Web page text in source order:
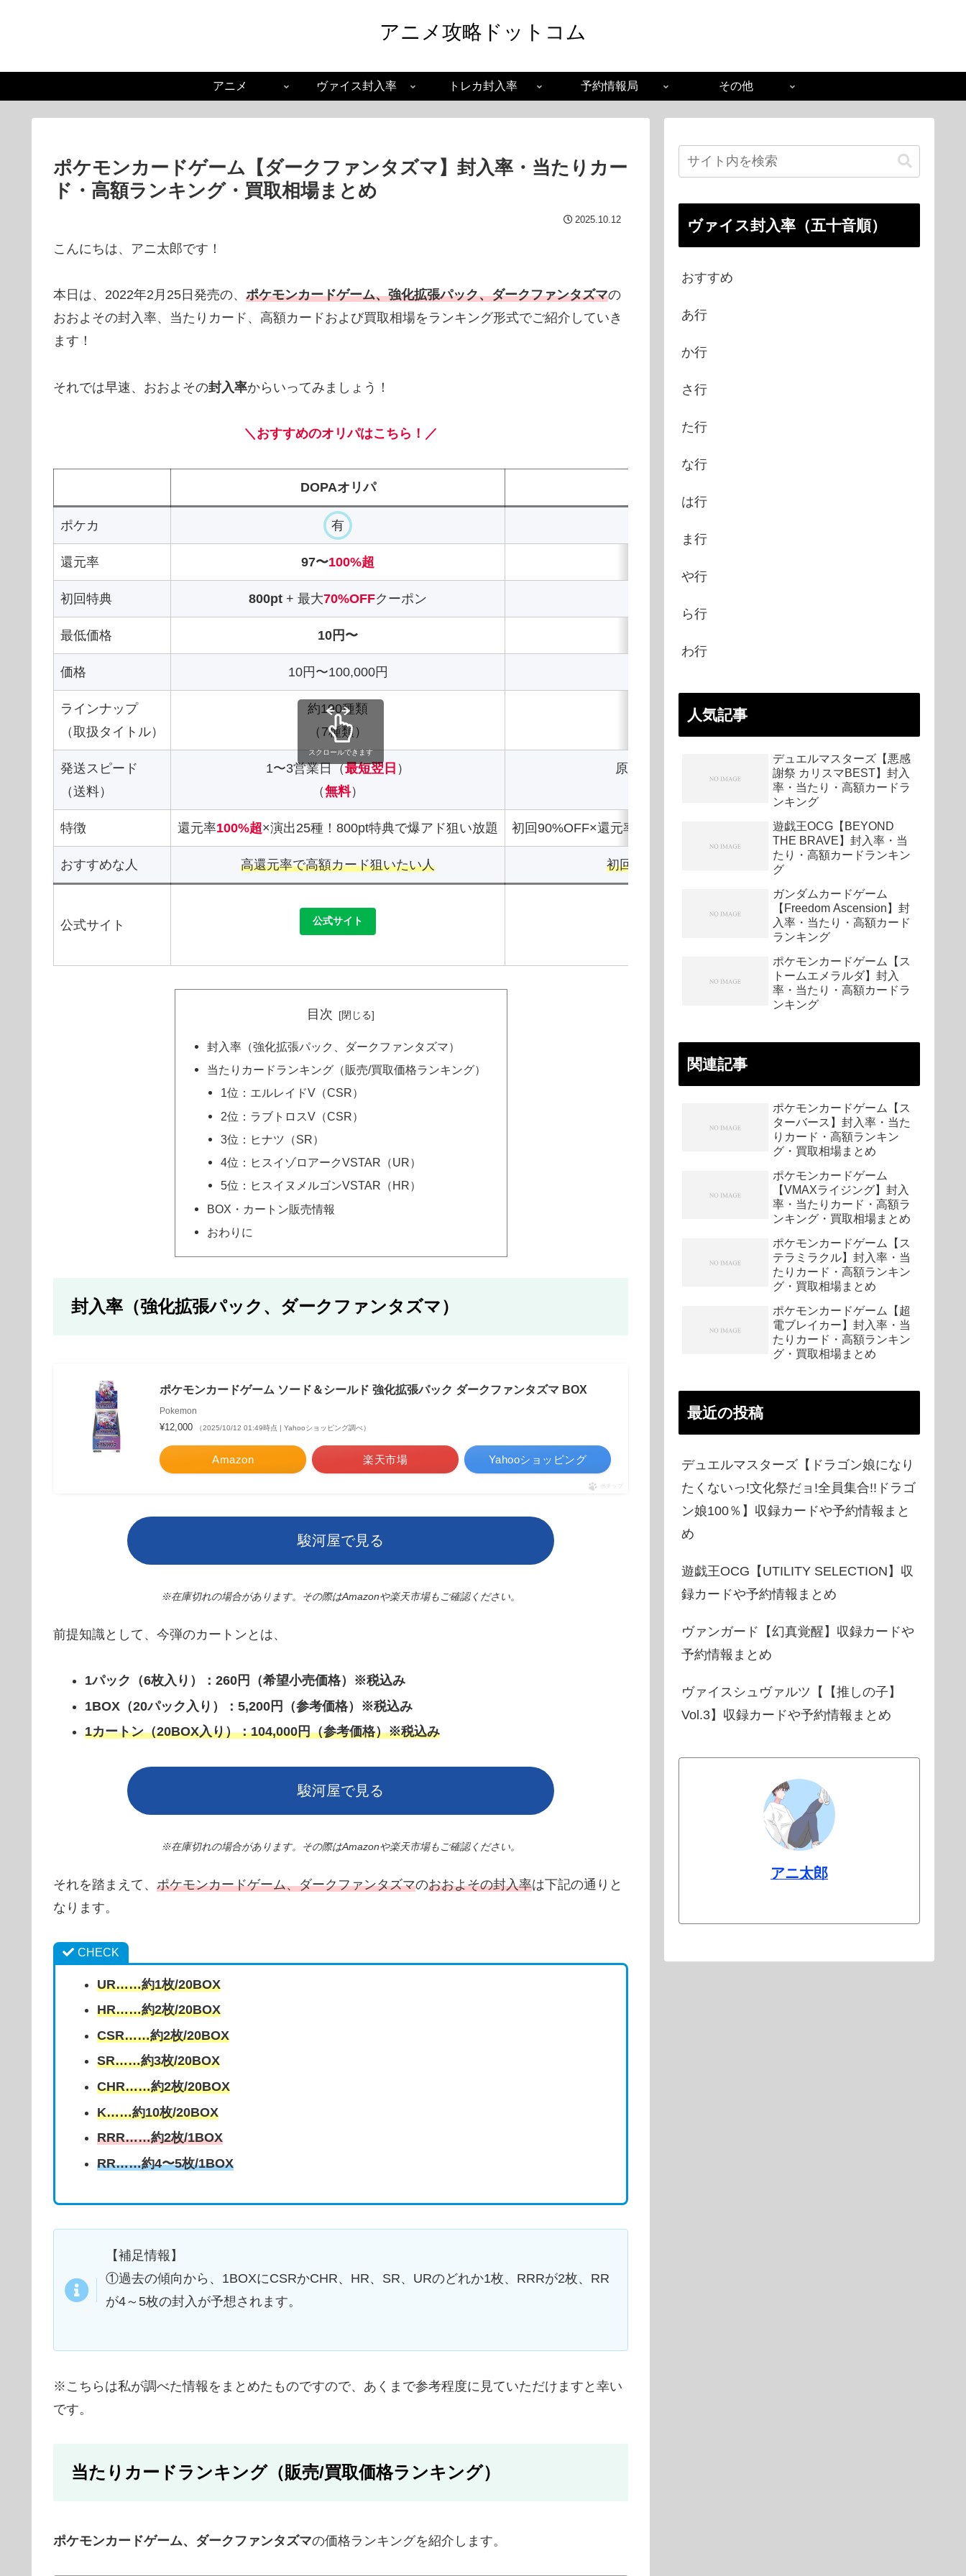
アニメ攻略ドットコム
アニメ ヴァイス封入率 トレカ封入率 予約情報局 その他
ポケモンカードゲーム【ダークファンタズマ】封入率・当たりカー
ド・高額ランキング・買取相場まとめ
2025.10.12
こんにちは、アニ太郎です！
本日は、2022年2月25日発売の、 ポケモンカードゲーム、強化拡張パック、ダークファンタズマの
おおよその封入率、当たりカード、高額カードおよび買取相場をランキング形式でご紹介していき
ます！
それでは早速、おおよその封入率からいってみましょう！
＼おすすめのオリパはこちら！／
DOPAオリパ
ポケカ 有
還元率 97〜100%超
初回特典 800pt + 最大70%OFFクーポン
最低価格 10円〜
価格 10円〜100,000円
ラインナップ
（取扱タイトル）
約190種類
（7種類）
多数
発送スピード
（送料）
1〜3営業日（最短翌日 ）
（無料）
原則10営業日以内（実測1週間）
特徴 還元率100%超×演出25種！800pt特典で爆アド狙い放題 初回90%OFF×還元率 ！最大1,500コイン特典で勝ち確スタート
おすすめな人 高還元率で高額カード狙いたい人 初回特典を最大限活用したい初心者
公式サイト 公式サイト 公式サイト
スクロールできます
目次
封入率（強化拡張パック、ダークファンタズマ）
当たりカードランキング（販売/買取価格ランキング）
1位：エルレイドV（CSR）
2位：ラブトロスV（CSR）
3位：ヒナツ（SR）
4位：ヒスイゾロアークVSTAR（UR）
5位：ヒスイヌメルゴンVSTAR（HR）
BOX・カートン販売情報
おわりに
封入率（強化拡張パック、ダークファンタズマ）
ポケモンカードゲーム ソード＆シールド 強化拡張パック ダークファンタズマ BOX
Pokemon
¥12,000 （2025/10/12 01:49時点 | Yahooショッピング調べ）
Amazon 楽天市場 Yahooショッピング
ポチップ
駿河屋で見る
※在庫切れの場合があります。その際はAmazonや楽天市場もご確認ください。
前提知識として、今弾のカートンとは、
1パック（6枚入り）：260円（希望小売価格）※税込み
1BOX（20パック入り）：5,200円（参考価格）
※税込み
1カートン（20BOX入り）：104,000円（参考価格）※税込み
駿河屋で見る
※在庫切れの場合があります。その際はAmazonや楽天市場もご確認ください。
それを踏まえて、 ポケモンカードゲーム、ダークファンタズマのおおよその封入率は下記の通りと
なります。
CHECK
UR……約1枚/20BOX
HR……約2枚/20BOX
CSR……約2枚/20BOX
SR……約3枚/20BOX
CHR……約2枚/20BOX
K……約10枚/20BOX
RRR……約2枚/1BOX
RR……約4〜5枚/1BOX
【補足情報】
①過去の傾向から、1BOXにCSRかCHR、HR、SR、URのどれか1枚、RRRが2枚、RR
が4～5枚の封入が予想されます。
※こちらは私が調べた情報をまとめたものですので、あくまで参考程度に見ていただけますと幸い
です。
当たりカードランキング（販売/買取価格ランキング）
ポケモンカードゲーム、ダークファンタズマの価格ランキングを紹介します。
ヴァイス封入率（五十音順）
おすすめ
あ行
か行
さ行
た行
な行
は行
ま行
や行
ら行
わ行
人気記事
デュエルマスターズ【悪感
謝祭 カリスマBEST】封入
率・当たり・高額カードラ
ンキング
遊戯王OCG【BEYOND
THE BRAVE】封入率・当
たり・高額カードランキン
グ
ガンダムカードゲーム
【Freedom Ascension】封
入率・当たり・高額カード
ランキング
ポケモンカードゲーム【ス
トームエメラルダ】封入
率・当たり・高額カードラ
ンキング
関連記事
ポケモンカードゲーム【ス
ターバース】封入率・当た
りカード・高額ランキン
グ・買取相場まとめ
ポケモンカードゲーム
【VMAXライジング】封入
率・当たりカード・高額ラ
ンキング・買取相場まとめ
ポケモンカードゲーム【ス
テラミラクル】封入率・当
たりカード・高額ランキン
グ・買取相場まとめ
ポケモンカードゲーム【超
電ブレイカー】封入率・当
たりカード・高額ランキン
グ・買取相場まとめ
最近の投稿
デュエルマスターズ【ドラゴン娘になり
たくないっ!文化祭だョ!全員集合!!ドラゴ
ン娘100％】収録カードや予約情報まと
め
遊戯王OCG【UTILITY SELECTION】収
録カードや予約情報まとめ
ヴァンガード【幻真覚醒】収録カードや
予約情報まとめ
ヴァイスシュヴァルツ【【推しの子】
Vol.3】収録カードや予約情報まとめ
アニ太郎